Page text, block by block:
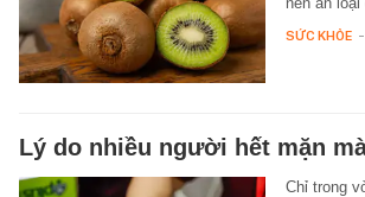
SỨC KHỎE -
Lý do nhiều người hết mặn
Chỉ trong